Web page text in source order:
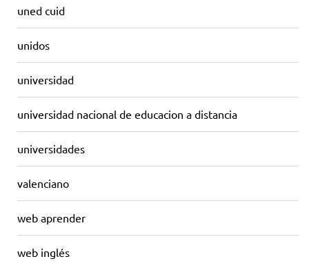
uned cuid
unidos
universidad
universidad nacional de educacion a distancia
universidades
valenciano
web aprender
web inglés